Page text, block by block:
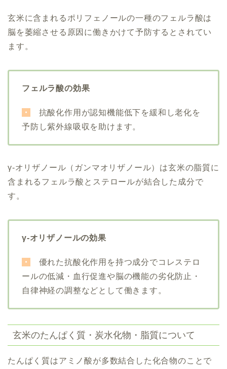
玄米に含まれるポリフェノールの一種のフェルラ酸は
脳を萎縮させる原因に働きかけて予防するとされてい
ます。
フェルラ酸の効果
・
抗酸化作用が認知機能低下を緩和し老化を
予防し紫外線吸収を助けます。
γ-オリザノール （ガンマオリザノール）は玄米の脂質に
含まれるフェルラ酸とステロールが結合した成分で
す。
γ-オリザノールの効果
・
優れた抗酸化作用を持つ成分でコレステロ
ールの低減・血行促進や脳の機能の劣化防止・
自律神経の調整などとして働きます。
玄米のたんぱく質・炭水化物・脂質について
たんぱく質はアミノ酸が多数結合した化合物のことで